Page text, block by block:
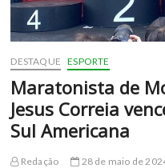
Rural
DESTAQUE ESPORTE
Maratonista de
Jesus Correia
Sul Americana
Redação 28 de maio de